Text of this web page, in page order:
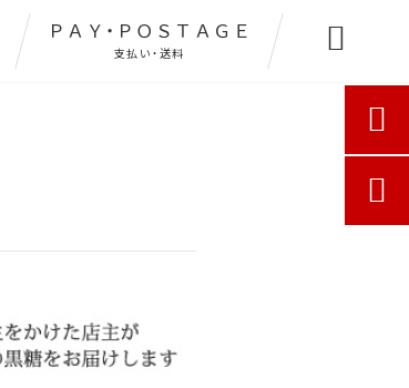
ＰＡＹ・ＰＯＳＴＡＧＥ
支払い・送料 

